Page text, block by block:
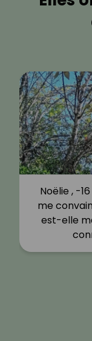
Noëlie , -
me
est-elle